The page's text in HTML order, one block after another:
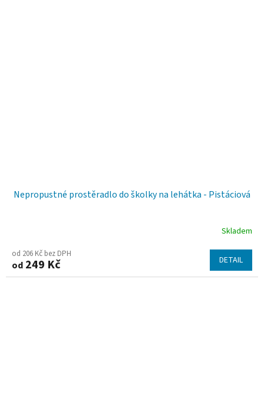
Nepropustné prostěradlo do školky na lehátka - Pistáciová
hodnocení
produktu
Skladem
od 206 Kč bez DPH
od 249 Kč DETAIL